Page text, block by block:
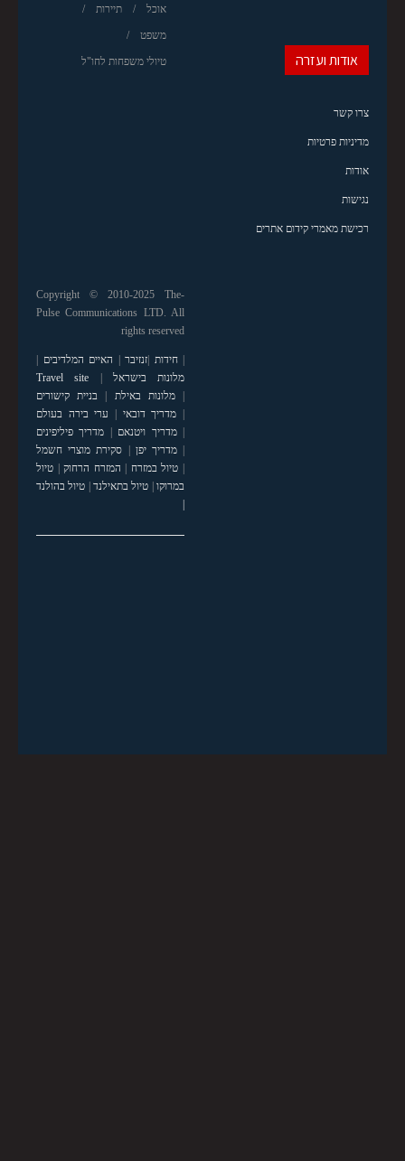
אוכל תיירות
משפט
טיולי משפחות לחו"ל אודות ועזרה
צרו קשר
מדיניות פרטיות
אודות
נגישות
רכישת מאמרי קידום אתרים
Copyright © 2010-2025 The-
Pulse Communications LTD. All
rights reserved
|חידות זנזיבר האיים המלדיבים
מלונות בישראל
Travel site
|מלונות באילת
בניית קישורים
מדריך דובאי
ערי בירה בעולם
|מדריך ויטנאם
מדריך פיליפינים
|מדריך יפן
סקירת מוצרי חשמל
טיול במזרח המזרח הרחוק| טיול
במרוקו| טיול בתאילנד| טיול בהולנד